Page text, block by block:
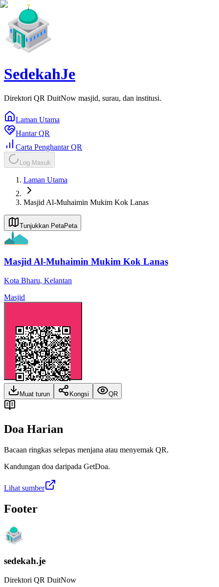
SedekahJe
Direktori QR DuitNow masjid, surau, dan institusi.
Laman Utama
Hantar QR
Carta Penghantar QR
Log Masuk
Laman Utama
Masjid Al-Muhaimin Mukim Kok Lanas
Tunjukkan PetaPeta
Masjid Al-Muhaimin Mukim Kok Lanas
Kota Bharu, Kelantan
Masjid
Muat turun Kongsi QR
Doa Harian
Bacaan ringkas selepas menjana atau menyemak QR.
Kandungan doa daripada GetDoa.
Lihat sumber
Footer
sedekah.je
Direktori QR DuitNow